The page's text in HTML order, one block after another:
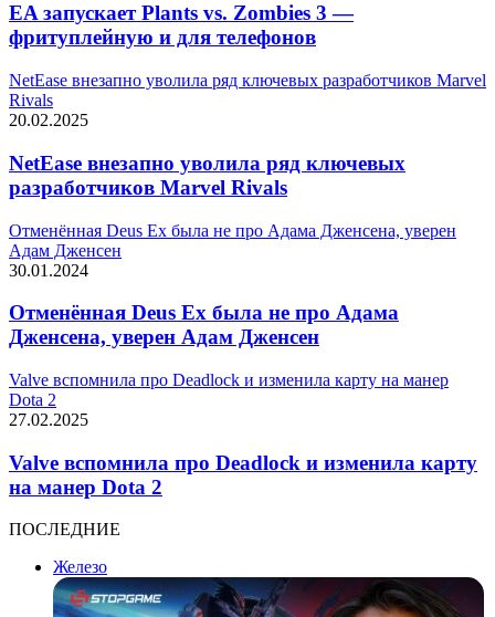
EA запускает Plants vs. Zombies 3 —
фритуплейную и для телефонов
NetEase внезапно уволила ряд ключевых разработчиков Marvel
Rivals
20.02.2025
NetEase внезапно уволила ряд ключевых
разработчиков Marvel Rivals
Отменённая Deus Ex была не про Адама Дженсена, уверен
Адам Дженсен
30.01.2024
Отменённая Deus Ex была не про Адама
Дженсена, уверен Адам Дженсен
Valve вспомнила про Deadlock и изменила карту на манер
Dota 2
27.02.2025
Valve вспомнила про Deadlock и изменила карту
на манер Dota 2
ПОСЛЕДНИЕ
Железо